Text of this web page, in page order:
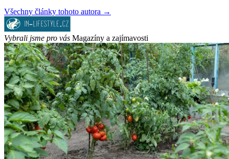
Všechny články tohoto autora →
Vybrali jsme pro vás Magazíny a zajímavosti